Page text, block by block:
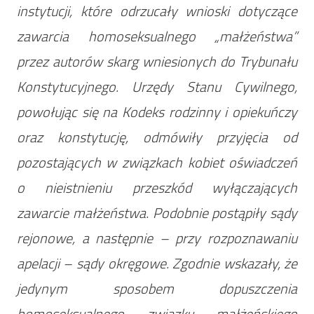
instytucji, które odrzucały wnioski dotyczące
zawarcia homoseksualnego „małżeństwa”
przez autorów skarg wniesionych do Trybunału
Konstytucyjnego. Urzędy Stanu Cywilnego,
powołując się na Kodeks rodzinny i opiekuńczy
oraz konstytucję, odmówiły przyjęcia od
pozostających w związkach kobiet oświadczeń
o nieistnieniu przeszkód wyłączających
zawarcie małżeństwa. Podobnie postąpiły sądy
rejonowe, a następnie – przy rozpoznawaniu
apelacji – sądy okręgowe. Zgodnie wskazały, że
jedynym sposobem dopuszczenia